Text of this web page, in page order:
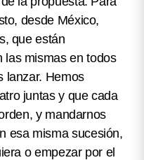
desde México,
que están
las mismas en todos
lanzar. Hemos
juntas y que cada
y mandarnos
esa misma sucesión,
o empezar por el